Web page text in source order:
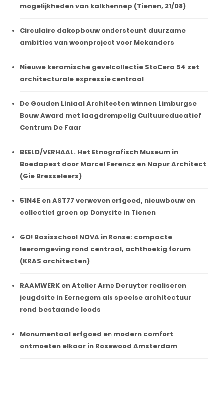
mogelijkheden van kalkhennep (Tienen, 21/08)
Circulaire dakopbouw ondersteunt duurzame
ambities van woonproject voor Mekanders
Nieuwe keramische gevelcollectie StoCera 54 zet
architecturale expressie centraal
De Gouden Liniaal Architecten winnen Limburgse
Bouw Award met laagdrempelig Cultuureducatief
Centrum De Faar
BEELD/VERHAAL. Het Etnografisch Museum in
Boedapest door Marcel Ferencz en Napur Architect
(Gie Bresseleers)
51N4E en AST77 verweven erfgoed, nieuwbouw en
collectief groen op Donysite in Tienen
GO! Basisschool NOVA in Ronse: compacte
leeromgeving rond centraal, achthoekig forum
(KRAS architecten)
RAAMWERK en Atelier Arne Deruyter realiseren
jeugdsite in Eernegem als speelse architectuur
rond bestaande loods
Monumentaal erfgoed en modern comfort
ontmoeten elkaar in Rosewood Amsterdam